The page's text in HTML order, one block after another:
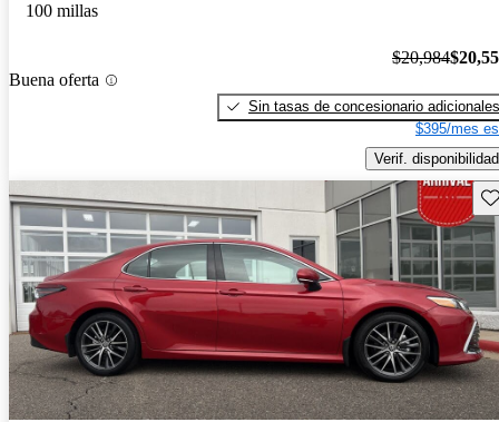
100 millas
Buena oferta
$20,984
Sin tasas de concesionario adicionales
$395/mes
Verif. disponibilidad